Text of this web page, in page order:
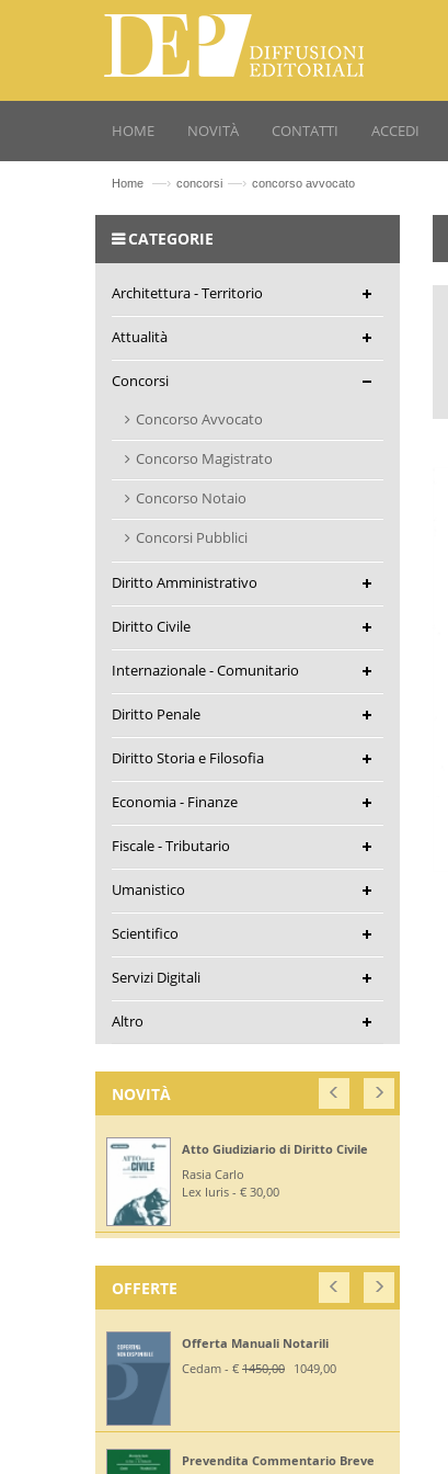
HOME NOVITÀ CONTATTI ACCEDI
Home —› concorsi —› concorso avvocato
CATEGORIE
Architettura - Territorio
Attualità
Concorsi
Concorso Avvocato
Concorso Magistrato
Concorso Notaio
Concorsi Pubblici
Diritto Amministrativo
Diritto Civile
Internazionale - Comunitario
Diritto Penale
Diritto Storia e Filosofia
Economia - Finanze
Fiscale - Tributario
Umanistico
Scientifico
Servizi Digitali
Altro
NOVITÀ
Atto Giudiziario di Diritto Civile
Rasia Carlo
Lex Iuris - € 30,00
OFFERTE
Offerta Manuali Notarili
Cedam - € 1450,00 1049,00
Prevendita Commentario Breve